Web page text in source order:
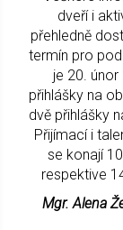
dveří i
přehledně
termín pro
je 20.
přihlášky na
dvě přihlášky
Přijímací i
se konají
respektive
Mgr. Alena